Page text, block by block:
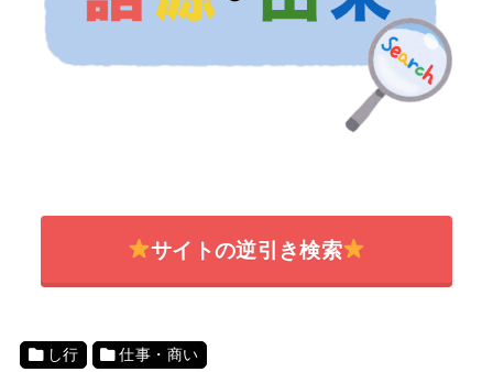
サイトの逆引き検索
し行 仕事・商い